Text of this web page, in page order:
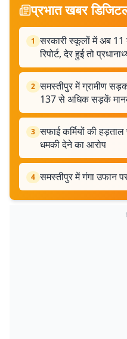
प्रभात खबर
1 सरकारी स्कूलों में अब 11
रिपोर्ट, देर हुई तो
2 समस्तीपुर में ग्रामीण
137 से अधिक सड़कें
3 सफाई कर्मियों की
धमकी देने का आरोप
4 समस्तीपुर में गंगा उफान